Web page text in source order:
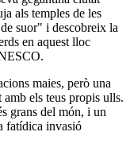
als temples de les
suor" i descobreix la
en aquest lloc
maies, però una
amb els teus propis ulls.
grans del món, i un
fatídica invasió